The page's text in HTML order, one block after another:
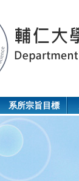
系所宗旨目標